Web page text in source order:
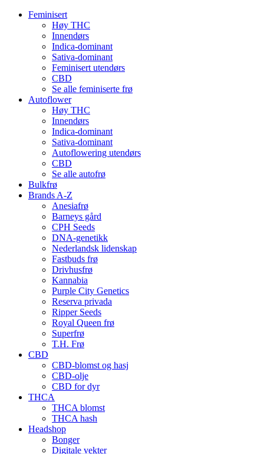
Feminisert
Høy THC
Innendørs
Indica-dominant
Sativa-dominant
Feminisert utendørs
CBD
Se alle feminiserte frø
Autoflower
Høy THC
Innendørs
Indica-dominant
Sativa-dominant
Autoflowering utendørs
CBD
Se alle autofrø
Bulkfrø
Brands A-Z
Anesiafrø
Barneys gård
CPH Seeds
DNA-genetikk
Nederlandsk lidenskap
Fastbuds frø
Drivhusfrø
Kannabia
Purple City Genetics
Reserva privada
Ripper Seeds
Royal Queen frø
Superfrø
T.H. Frø
CBD
CBD-blomst og hasj
CBD-olje
CBD for dyr
THCA
THCA blomst
THCA hash
Headshop
Bonger
Digitale vekter